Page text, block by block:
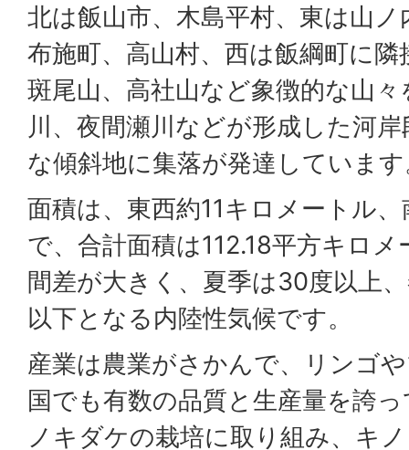
北は飯山市、木島平村、東は山
布施町、高山村、西は飯綱町に
斑尾山、高社山など象徴的な山
川、夜間瀬川などが形成した河
な傾斜地に集落が発達していま
面積は、東西約11キロメートル
で、合計面積は112.18平方キロ
間差が大きく、夏季は30度以上
以下となる内陸性気候です。
産業は農業がさかんで、リンゴ
国でも有数の品質と生産量を誇
ノキダケの栽培に取り組み、キ